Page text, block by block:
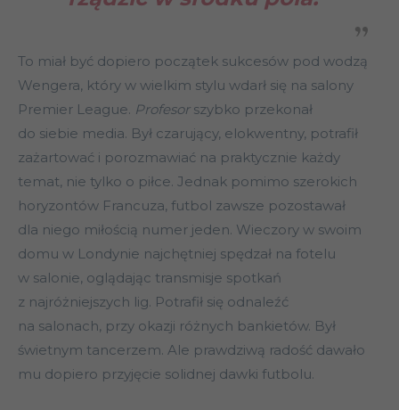
To miał być dopiero początek sukcesów pod wodzą
Wengera, który w wielkim stylu wdarł się na salony
Premier League. Profesorszybko przekonał
do siebie media. Był czarujący, elokwentny, potrafił
zażartować i porozmawiać na praktycznie każdy
temat, nie tylko o piłce. Jednak pomimo szerokich
horyzontów Francuza, futbol zawsze pozostawał
dla niego miłością numer jeden. Wieczory w swoim
domu w Londynie najchętniej spędzał na fotelu
w salonie, oglądając transmisje spotkań
z najróżniejszych lig. Potrafił się odnaleźć
na salonach, przy okazji różnych bankietów. Był
świetnym tancerzem. Ale prawdziwą radość dawało
mu dopiero przyjęcie solidnej dawki futbolu.